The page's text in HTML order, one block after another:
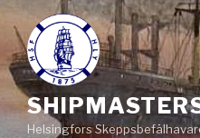
Siirry
sisältöön
Helsingfors